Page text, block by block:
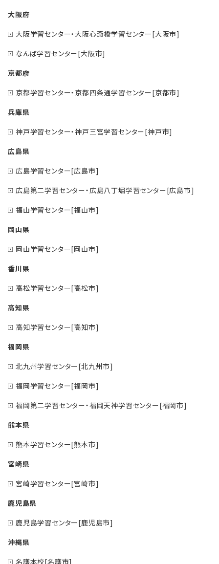
大阪府
大阪学習センター・大阪心斎橋学習センター[大阪市]
なんば学習センター[大阪市]
京都府
京都学習センター・京都四条通学習センター[京都市]
兵庫県
神戸学習センター・神戸三宮学習センター[神戸市]
広島県
広島学習センター[広島市]
広島第二学習センター・広島八丁堀学習センター[広島市]
福山学習センター[福山市]
岡山県
岡山学習センター[岡山市]
香川県
高松学習センター[高松市]
高知県
高知学習センター[高知市]
福岡県
北九州学習センター[北九州市]
福岡学習センター[福岡市]
福岡第二学習センター・福岡天神学習センター[福岡市]
熊本県
熊本学習センター[熊本市]
宮崎県
宮崎学習センター[宮崎市]
鹿児島県
鹿児島学習センター[鹿児島市]
沖縄県
名護本校[名護市]